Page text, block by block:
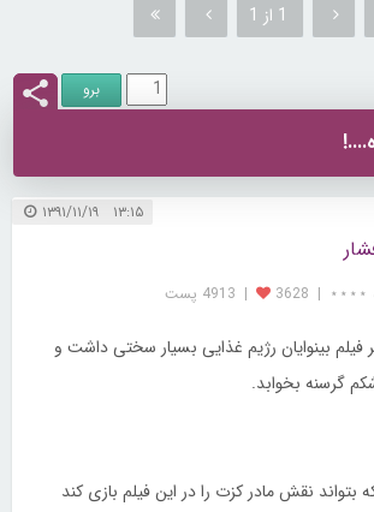
1 از 1
۱۳:۱۵ ۱۳۹۱/۱۱/۱۹
⋆⋆⋆⋆
|
3628
| 4913 پست
فیلم بینوایان رژیم غذایی بسیار سختی داشت و
گرسنه بخوابد.
بتواند نقش مادر کزت را در این فیلم بازی کند